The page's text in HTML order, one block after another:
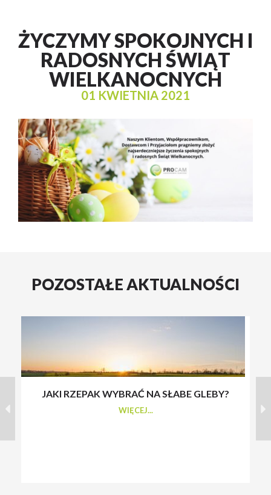
ŻYCZYMY SPOKOJNYCH I
RADOSNYCH ŚWIĄT
WIELKANOCNYCH
01 KWIETNIA 2021
POZOSTAŁE AKTUALNOŚCI
JAKI RZEPAK WYBRAĆ NA SŁABE GLEBY?
WIĘCEJ...